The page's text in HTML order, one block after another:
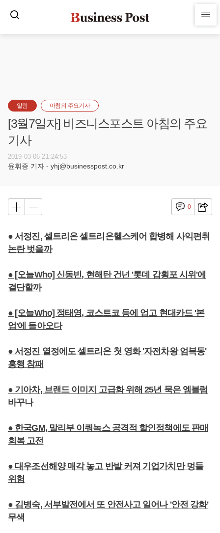
알림 아침의 주요기사
[3월7일자] 비즈니스포스트 아침의 주요
기사
2019-03-06 21:24:53
윤휘종 기자 - yhj@businesspost.co.kr
0
● 서정진, 셀트리온 셀트리온헬스케어 합병해 사익편취
논란 벗을까
● [오늘Who] 신동빈, 현해탄 건넌 '롯데 갑횡포 시위'에
결단할까
● [오늘Who] 정태영, 코스트코 등에 업고 현대카드 '본
업'에 돌아오다
● 서정진 열정에도 셀트리온 첫 영화 '자전차왕 엄복동'
흥행 참패
● 기아차, 브랜드 이미지 고급화 위해 25년 묵은 엠블럼
바꾸나
● 한국GM, 말리부 이쿼녹스 공격적 할인정책에도 판매
회복 고전
● 대우조선해양 매각 놓고 반발 커져 기업가치만 멍들
위험
● 김병숙, 서부발전에서 또 안전사고 일어나 '안전 강화'
무색